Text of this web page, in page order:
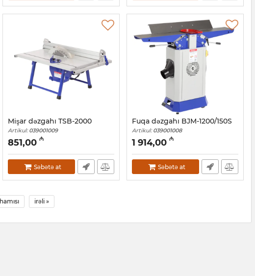
Mişar dəzgahı TSB-2000
Artikul: 039001009
851,00 ₼
Səbətə at
Fuqa dəzgahı BJM-1200/150S
Artikul: 039001008
1 914,00 ₼
Səbətə at
hamısı irəli »